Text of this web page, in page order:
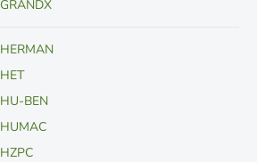
GRANDX
HERMAN
HET
HU-BEN
HUMAC
HZPC